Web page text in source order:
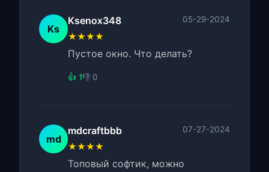
Ks
Ksenox348 05-29-2024
★★★★
Пустое окно. Что делать?
👍 1👎 0
md
mdcraftbbb 07-27-2024
★★★★
Топовый софтик, можно